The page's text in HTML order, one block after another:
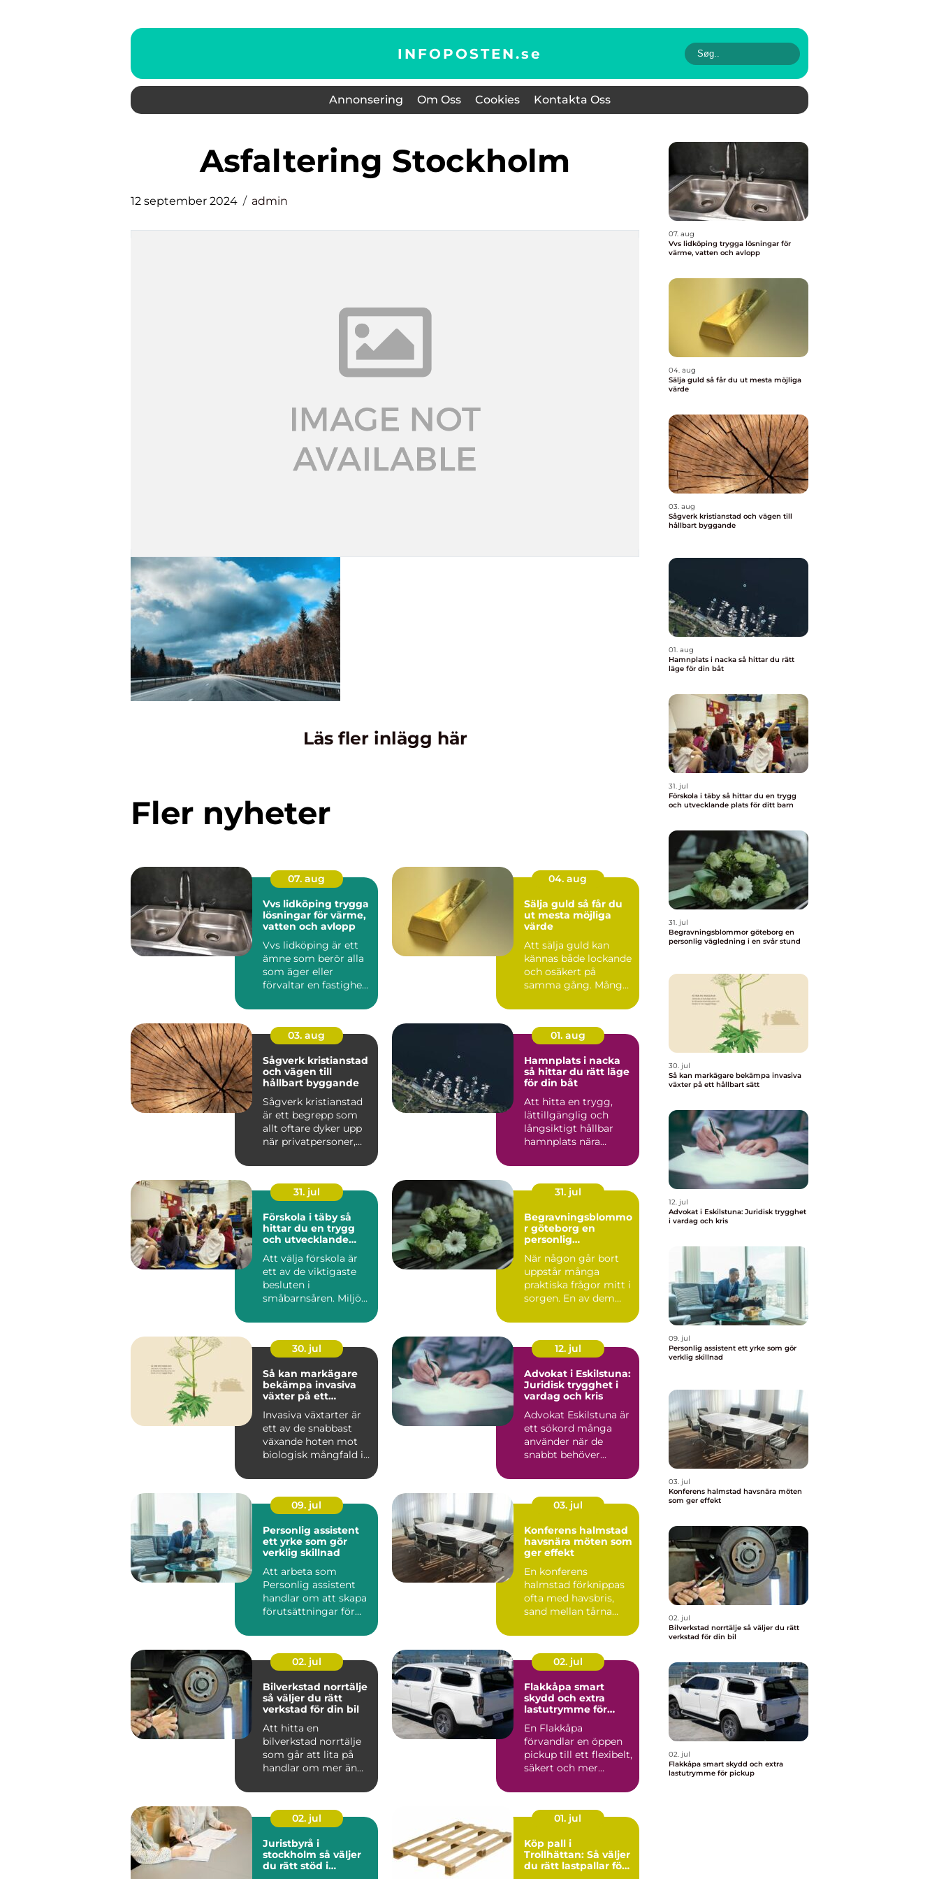
INFOPOSTEN.se
Annonsering Om Oss Cookies Kontakta Oss
Asfaltering Stockholm
12 september 2024 admin
Läs fler inlägg här
Fler nyheter
07. aug
Vvs lidköping trygga
lösningar för värme,
vatten och avlopp
Vvs lidköping är ett
ämne som berör alla
som äger eller
förvaltar en fastighet
om...
04. aug
Sälja guld så får du
ut mesta möjliga
värde
Att sälja guld kan
kännas både lockande
och osäkert på
samma gång. Många
eller tac...
03. aug
Sågverk kristianstad
och vägen till
hållbart byggande
Sågverk kristianstad
är ett begrepp som
allt oftare dyker upp
när privatpersoner,
01. aug
Hamnplats i nacka
så hittar du rätt läge
för din båt
Att hitta en trygg,
lättillgänglig och
långsiktigt hållbar
hamnplats nära
utmaning f...
31. jul
Förskola i täby så
hittar du en trygg
och utvecklande
Att välja förskola är
ett av de viktigaste
besluten i
småbarnsåren. Miljön,
barngruppens...
31. jul
Begravningsblommo
r göteborg en
personlig
stund
När någon går bort
uppstår många
praktiska frågor mitt i
sorgen. En av dem
Begra...
30. jul
Så kan markägare
bekämpa invasiva
växter på ett
Invasiva växtarter är
ett av de snabbast
växande hoten mot
biologisk mångfald i
12. jul
Advokat i Eskilstuna:
Juridisk trygghet i
vardag och kris
Advokat Eskilstuna är
ett sökord många
använder när de
snabbt behöver...
09. jul
Personlig assistent
ett yrke som gör
verklig skillnad
Att arbeta som
Personlig assistent
handlar om att skapa
förutsättningar för
vä...
03. jul
Konferens halmstad
havsnära möten som
ger effekt
En konferens
halmstad förknippas
ofta med havsbris,
sand mellan tårna
landskap bara m...
02. jul
Bilverkstad norrtälje
så väljer du rätt
verkstad för din bil
Att hitta en
bilverkstad norrtälje
som går att lita på
handlar om mer än
För m...
02. jul
Flakkåpa smart
skydd och extra
lastutrymme för
En Flakkåpa
förvandlar en öppen
pickup till ett flexibelt,
säkert och mer
transportfordon...
02. jul
Juristbyrå i
stockholm så väljer
du rätt stöd i
01. jul
Köp pall i
Trollhättan: Så väljer
du rätt lastpallar för
07. aug
Vvs lidköping trygga lösningar för
värme, vatten och avlopp
04. aug
Sälja guld så får du ut mesta möjliga
värde
03. aug
Sågverk kristianstad och vägen till
hållbart byggande
01. aug
Hamnplats i nacka så hittar du rätt
läge för din båt
31. jul
Förskola i täby så hittar du en trygg
och utvecklande plats för ditt barn
31. jul
Begravningsblommor göteborg en
personlig vägledning i en svår stund
30. jul
Så kan markägare bekämpa invasiva
växter på ett hållbart sätt
12. jul
Advokat i Eskilstuna: Juridisk trygghet
i vardag och kris
09. jul
Personlig assistent ett yrke som gör
verklig skillnad
03. jul
Konferens halmstad havsnära möten
som ger effekt
02. jul
Bilverkstad norrtälje så väljer du rätt
verkstad för din bil
02. jul
Flakkåpa smart skydd och extra
lastutrymme för pickup